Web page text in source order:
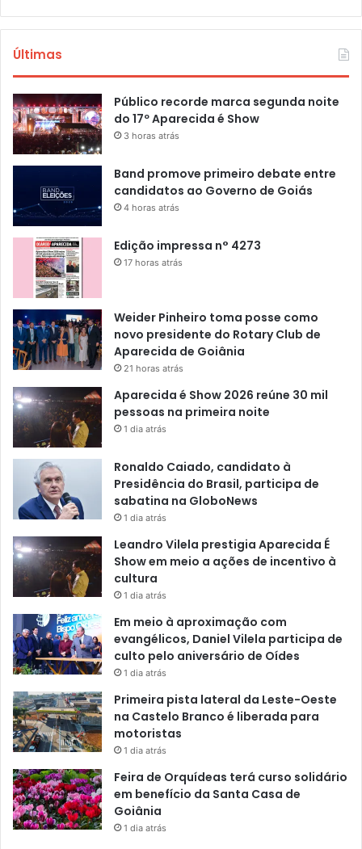
Últimas
Público recorde marca segunda noite
do 17º Aparecida é Show
3 horas atrás
Band promove primeiro debate entre
candidatos ao Governo de Goiás
4 horas atrás
Edição impressa n° 4273
17 horas atrás
Weider Pinheiro toma posse como
novo presidente do Rotary Club de
Aparecida de Goiânia
21 horas atrás
Aparecida é Show 2026 reúne 30 mil
pessoas na primeira noite
1 dia atrás
Ronaldo Caiado, candidato à
Presidência do Brasil, participa de
sabatina na GloboNews
1 dia atrás
Leandro Vilela prestigia Aparecida É
Show em meio a ações de incentivo à
cultura
1 dia atrás
Em meio à aproximação com
evangélicos, Daniel Vilela participa de
culto pelo aniversário de Oídes
1 dia atrás
Primeira pista lateral da Leste-Oeste
na Castelo Branco é liberada para
motoristas
1 dia atrás
Feira de Orquídeas terá curso solidário
em benefício da Santa Casa de
Goiânia
1 dia atrás